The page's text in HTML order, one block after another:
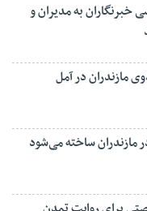
به مدیران و
مازندران در آمل
مازندران ساخته می‌شود